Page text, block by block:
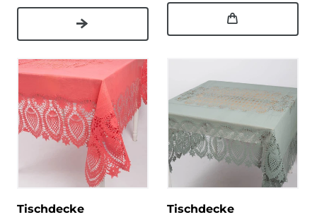
Tischdecke
Tischdecke